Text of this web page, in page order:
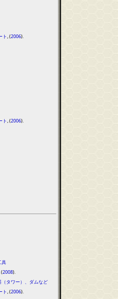
ト, (2006).
ト, (2006).
具
(2008).
（タワー）、ダムなど
ト, (2006).